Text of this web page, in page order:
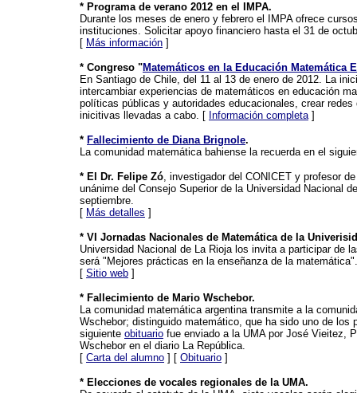
* Programa de verano 2012 en el IMPA.
Durante los meses de enero y febrero el IMPA ofrece
instituciones. Solicitar apoyo financiero hasta el 31 de
[ Más información ]
* Congreso "Matemáticos en la Educación Matemática
En Santiago de Chile, del 11 al 13 de enero de 2012. La
intercambiar experiencias de matemáticos en educación
políticas públicas y autoridades educacionales, crear
inicitivas llevadas a cabo. [ Información completa]
* Fallecimiento de Diana Brignole.
La comunidad matemática bahiense la recuerda en el
* El Dr. Felipe Zó, investigador del CONICET y profesor
unánime del Consejo Superior de la Universidad Nacional
septiembre.
[ Más detalles ]
* VI Jornadas Nacionales de Matemática de la
Universidad Nacional de La Rioja los invita a participar de
será "Mejores prácticas en la enseñanza de la matemática".
[ Sitio web ]
* Fallecimiento de Mario Wschebor.
La comunidad matemática argentina transmite a la
Wschebor; distinguido matemático, que ha sido uno de
siguiente obituario fue enviado a la UMA por José Vieitez,
Wschebor en el diario La República.
[ Carta del alumno ] [ Obituario ]
* Elecciones de vocales regionales de la UMA.